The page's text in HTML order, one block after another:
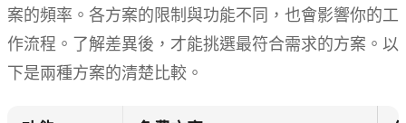
案的頻率。各方案的限制與功能不同，也會影響你的工
作流程。了解差異後，才能挑選最符合需求的方案。以
下是兩種方案的清楚比較。